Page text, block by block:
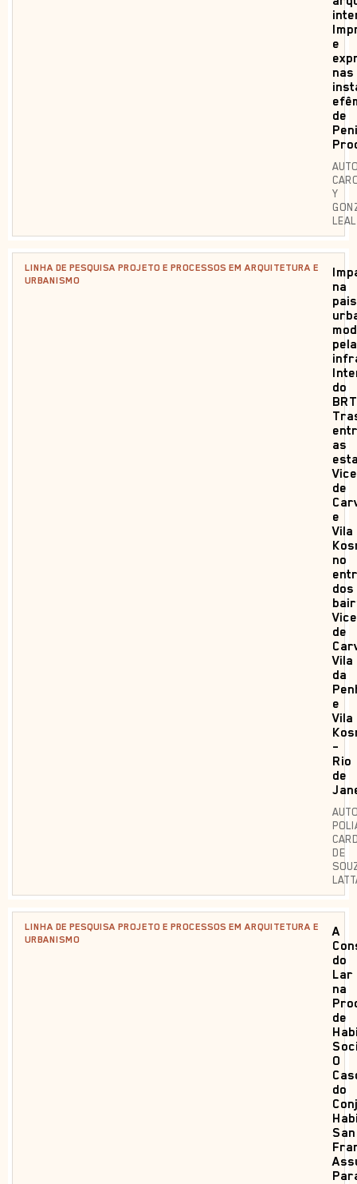
e
nas
de
Y
LEAL
LINHA DE PESQUISA PROJETO E PROCESSOS EM ARQUITETURA E
URBANISMO
na
pela
do
BRT
as
de
e
Vila
no
dos
de
Vila
da
e
Vila
–
Rio
de
DE
LINHA DE PESQUISA PROJETO E PROCESSOS EM ARQUITETURA E
URBANISMO
A
do
Lar
na
de
O
do
San